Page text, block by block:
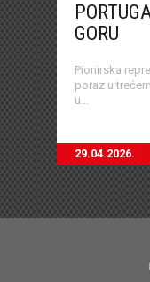
GORU
Pionirska
poraz u
u...
29.04.2026.